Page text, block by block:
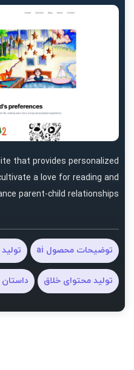
that provides personalized
a love for reading and
parent-child relationships
توضیحات محصول ai
تولید محتوای خلاق